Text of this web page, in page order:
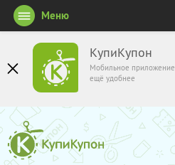
КупиКупон
Мобильное приложение
ещё удобнее
Меню